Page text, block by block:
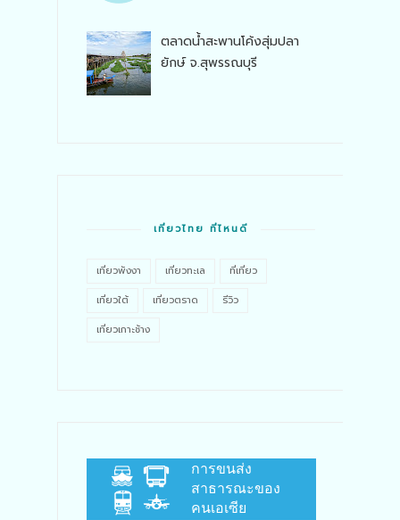
ตลาดน้ำสะพานโค้งสุ่มปลา
ยักษ์ จ.สุพรรณบุรี
เที่ยวไทย ที่ไหนดี
เที่ยวพังงา เที่ยวทะเล
ที่เที่ยว
เที่ยวใต้
เที่ยวตราด
รีวิว
เที่ยวเกาะช้าง
การขนส่ง
สาธารณะของ
คนเอเซีย